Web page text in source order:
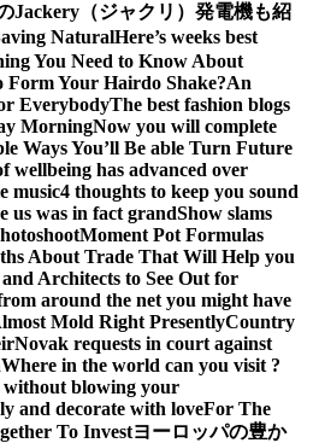
Jackery（ジャクリ）発電機も紹
NaturalHere’s weeks best
You Need to Know About
Form Your Hairdo Shake?An
EverybodyThe best fashion blogs
MorningNow you will complete
Ways You’ll Be able Turn Future
wellbeing has advanced over
music4 thoughts to keep you sound
us was in fact grandShow slams
Moment Pot Formulas
About Trade That Will Help you
Architects to See Out for
around the net you might have
Mold Right PresentlyCountry
Novak requests in court against
Where in the world can you visit ?
without blowing your
and decorate with loveFor The
To Investヨーロッパの豊か